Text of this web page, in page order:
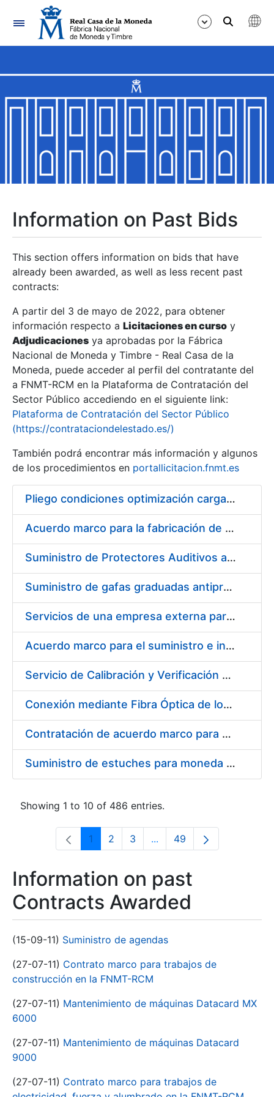
Navigation
Show/Hide
Show/Hide
Show/Hide
Show/Hide
Show/Hide
Show/Hide
Information on Past Bids
This section offers information on bids that have
already been awarded, as well as less recent past
contracts:
A partir del 3 de mayo de 2022, para obtener
información respecto a Licitaciones en curso y
Adjudicaciones ya aprobadas por la Fábrica
Nacional de Moneda y Timbre - Real Casa de la
Moneda, puede acceder al perfil del contratante del
a FNMT-RCM en la Plataforma de Contratación del
Sector Público accediendo en el siguiente link:
Plataforma de Contratación del Sector Público
(https://contrataciondelestado.es/)
También podrá encontrar más información y algunos
de los procedimientos en portallicitacion.fnmt.es
Pliego condiciones optimización cargas compras firmado
Acuerdo marco para la fabricación de piezas
Suministro de Protectores Auditivos a medida para las personas trabajadoras de los Centros de Trabajo de Madrid y Burgos
Suministro de gafas graduadas antiproyecciones para los trabajadores de la FNMT-RCM en los centros de trabajo de Madrid y Burgos
Servicios de una empresa externa para el asesoramiento y resolución de los recursos de alzada que se presentan relacionados con procesos de selección para la FNMT-RCM
Acuerdo marco para el suministro e instalación de persianas, estores y otros complementos
Servicio de Calibración y Verificación Externa de los Equipos de Medición del Servicio de Prevención de la FNMT-RCM
Conexión mediante Fibra Óptica de los Centros de Proceso de Datos (CPDs) de las sedes de la FNMT-RCM de Burgos y Madrid
Contratación de acuerdo marco para el Suministro de Material de Electricidad para la Fábrica Nacional de Moneda y Timbre-Real Casa de la Moneda en su centro de trabajo de Burgos
Suministro de estuches para moneda de 30 €
Showing 1 to 10 of 486 entries.
Page
1 Page
2 Page
3 ...Intermediate Pages Use
Page
49
Information on past
Contracts Awarded
(15-09-11) Suministro de agendas
(27-07-11) Contrato marco para trabajos de
construcción en la FNMT-RCM
(27-07-11) Mantenimiento de máquinas Datacard MX
6000
(27-07-11) Mantenimiento de máquinas Datacard
9000
(27-07-11) Contrato marco para trabajos de